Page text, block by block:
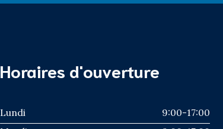
Horaires d'ouverture
Lundi
9:00-17:00